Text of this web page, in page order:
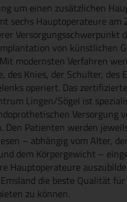
um einen zusätzlichen
sechs Hauptoperateure am
Versorgungsschwerpunkt
von künstlichen
modernsten Verfahren
des Knies, der Schulter, des
operiert. Das zertifizierte
Lingen/Sögel ist
Versorgung
Den Patienten werden
– abhängig vom Alter, der
dem Körpergewicht –
Hauptoperateure
die beste Qualität für
zu können.